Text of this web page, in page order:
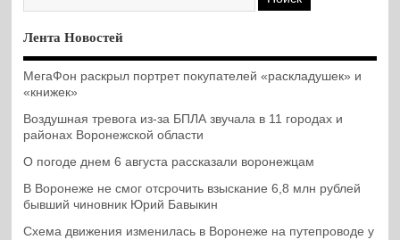
Лента Новостей
МегаФон раскрыл портрет покупателей «раскладушек» и
«книжек»
Воздушная тревога из-за БПЛА звучала в 11 городах и
районах Воронежской области
О погоде днем 6 августа рассказали воронежцам
В Воронеже не смог отсрочить взыскание 6,8 млн рублей
бывший чиновник Юрий Бавыкин
Схема движения изменилась в Воронеже на путепроводе у